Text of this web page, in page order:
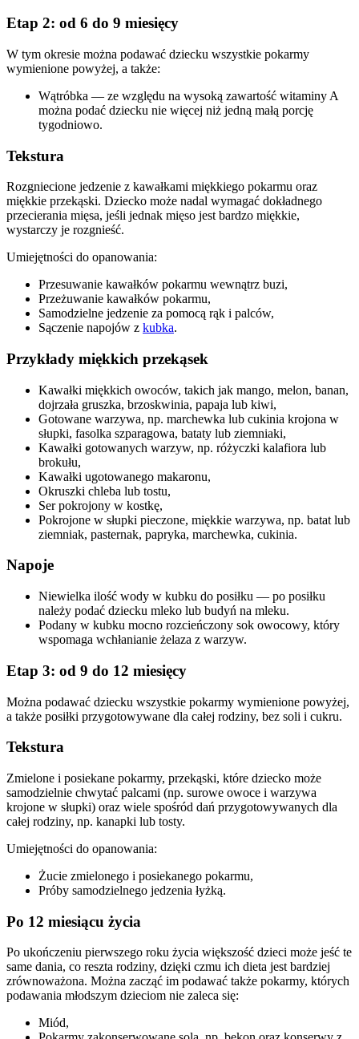
Etap 2: od 6 do 9 miesięcy
W tym okresie można podawać dziecku wszystkie pokarmy
wymienione powyżej, a także:
Wątróbka — ze względu na wysoką zawartość witaminy A
można podać dziecku nie więcej niż jedną małą porcję
tygodniowo.
Tekstura
Rozgniecione jedzenie z kawałkami miękkiego pokarmu oraz
miękkie przekąski. Dziecko może nadal wymagać dokładnego
przecierania mięsa, jeśli jednak mięso jest bardzo miękkie,
wystarczy je rozgnieść.
Umiejętności do opanowania:
Przesuwanie kawałków pokarmu wewnątrz buzi,
Przeżuwanie kawałków pokarmu,
Samodzielne jedzenie za pomocą rąk i palców,
Sączenie napojów z kubka.
Przykłady miękkich przekąsek
Kawałki miękkich owoców, takich jak mango, melon, banan,
dojrzała gruszka, brzoskwinia, papaja lub kiwi,
Gotowane warzywa, np. marchewka lub cukinia krojona w
słupki, fasolka szparagowa, bataty lub ziemniaki,
Kawałki gotowanych warzyw, np. różyczki kalafiora lub
brokułu,
Kawałki ugotowanego makaronu,
Okruszki chleba lub tostu,
Ser pokrojony w kostkę,
Pokrojone w słupki pieczone, miękkie warzywa, np. batat lub
ziemniak, pasternak, papryka, marchewka, cukinia.
Napoje
Niewielka ilość wody w kubku do posiłku — po posiłku
należy podać dziecku mleko lub budyń na mleku.
Podany w kubku mocno rozcieńczony sok owocowy, który
wspomaga wchłanianie żelaza z warzyw.
Etap 3: od 9 do 12 miesięcy
Można podawać dziecku wszystkie pokarmy wymienione powyżej,
a także posiłki przygotowywane dla całej rodziny, bez soli i cukru.
Tekstura
Zmielone i posiekane pokarmy, przekąski, które dziecko może
samodzielnie chwytać palcami (np. surowe owoce i warzywa
krojone w słupki) oraz wiele spośród dań przygotowywanych dla
całej rodziny, np. kanapki lub tosty.
Umiejętności do opanowania:
Żucie zmielonego i posiekanego pokarmu,
Próby samodzielnego jedzenia łyżką.
Po 12 miesiącu życia
Po ukończeniu pierwszego roku życia większość dzieci może jeść te
same dania, co reszta rodziny, dzięki czmu ich dieta jest bardziej
zrównoważona. Można zacząć im podawać także pokarmy, których
podawania młodszym dzieciom nie zaleca się:
Miód,